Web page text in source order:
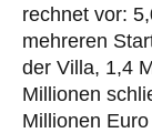
rechnet vor:
mehreren
der Villa, 1,4
Millionen
Millionen